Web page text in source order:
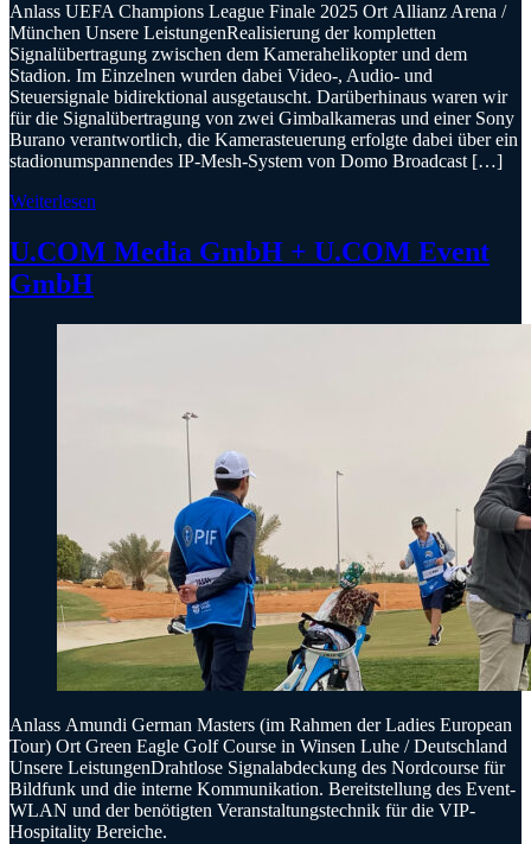
Anlass UEFA Champions League Finale 2025 Ort Allianz Arena /
München Unsere LeistungenRealisierung der kompletten
Signalübertragung zwischen dem Kamerahelikopter und dem
Stadion. Im Einzelnen wurden dabei Video-, Audio- und
Steuersignale bidirektional ausgetauscht. Darüberhinaus waren wir
für die Signalübertragung von zwei Gimbalkameras und einer Sony
Burano verantwortlich, die Kamerasteuerung erfolgte dabei über ein
stadionumspannendes IP-Mesh-System von Domo Broadcast […]
Weiterlesen
U.COM Media GmbH + U.COM Event
GmbH
Anlass Amundi German Masters (im Rahmen der Ladies European
Tour) Ort Green Eagle Golf Course in Winsen Luhe / Deutschland
Unsere LeistungenDrahtlose Signalabdeckung des Nordcourse für
Bildfunk und die interne Kommunikation. Bereitstellung des Event-
WLAN und der benötigten Veranstaltungstechnik für die VIP-
Hospitality Bereiche.